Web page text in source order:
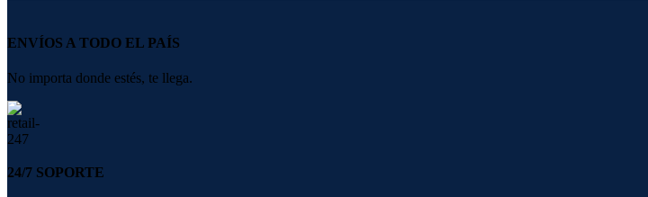
ENVÍOS A TODO EL PAÍS
No importa donde estés, te llega.
24/7 SOPORTE